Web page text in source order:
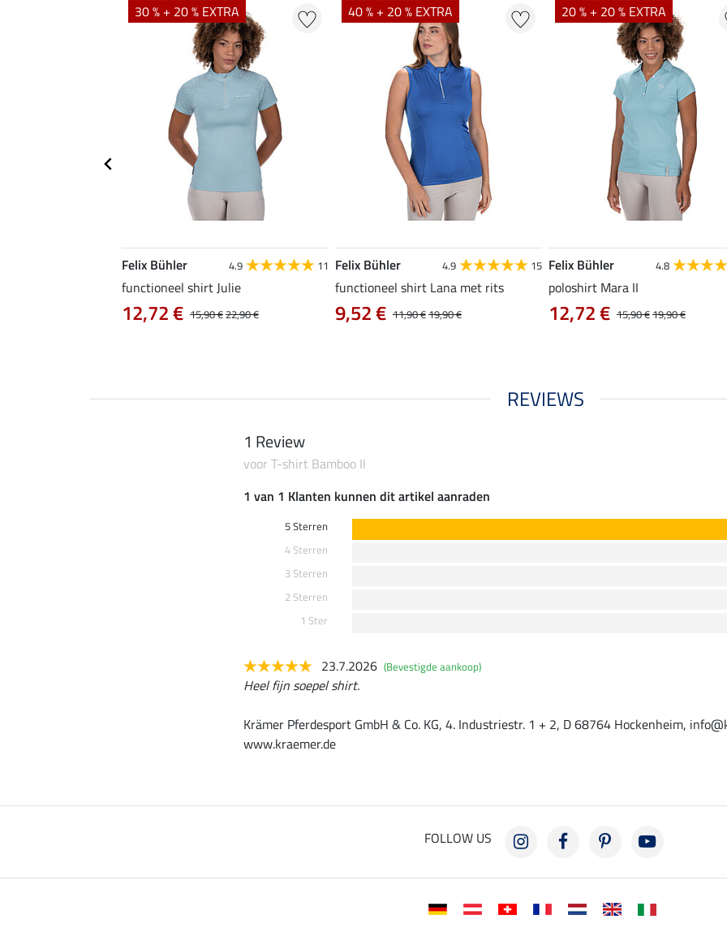
30 % + 20 % EXTRA
Felix Bühler 4.9 11
functioneel shirt Julie
15,90 €22,90 €
12,72 €
40 % + 20 % EXTRA
Felix Bühler 4.9 15
functioneel shirt Lana met rits
11,90 €19,90 €
9,52 €
20 % + 20 % EXTRA
Felix Bühler 4.8
poloshirt Mara II
15,90 €19,90 €
12,72 €
REVIEWS
1 Review
voor T-shirt Bamboo II
1 van 1 Klanten kunnen dit artikel aanraden
5 Sterren
4 Sterren
3 Sterren
2 Sterren
1 Ster
23.7.2026 (Bevestigde aankoop)
Heel fijn soepel shirt.
Krämer Pferdesport GmbH & Co. KG, 4. Industriestr. 1 + 2, D 68764 Hockenheim,
www.kraemer.de
FOLLOW US